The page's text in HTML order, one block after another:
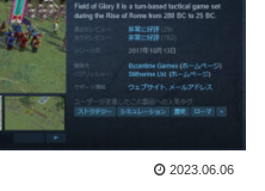
2023.06.06